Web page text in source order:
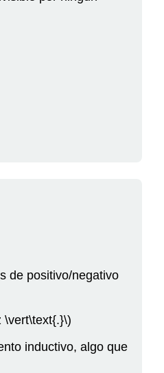
de positivo/negativo
\vert\text{.}\)
inductivo, algo que